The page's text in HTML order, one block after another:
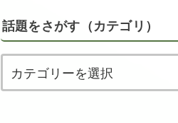
話題をさがす（カテゴリ）